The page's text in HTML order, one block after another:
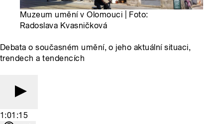
Muzeum umění v Olomouci | Foto:
Radoslava Kvasničková
Debata o současném umění, o jeho aktuální situaci,
trendech a tendencích
1:01:15